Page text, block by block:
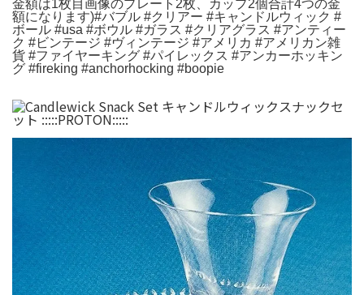
金額は1枚目画像のプレート2枚、カップ2個合計4つの金
額になります)#バブル #クリアー #キャンドルウィック #
ボール #usa #ボウル #ガラス #クリアグラス #アンティー
ク #ビンテージ #ヴィンテージ #アメリカ #アメリカン雑
貨 #ファイヤーキング #パイレックス #アンカーホッキン
グ #fireking #anchorhocking #boopie